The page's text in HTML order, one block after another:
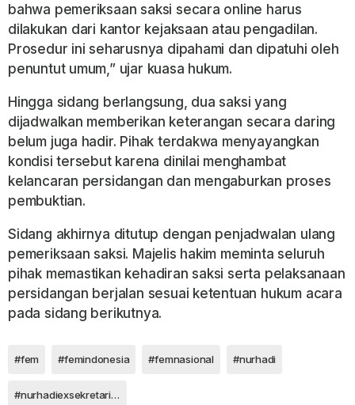
bahwa pemeriksaan saksi secara online harus
dilakukan dari kantor kejaksaan atau pengadilan.
Prosedur ini seharusnya dipahami dan dipatuhi oleh
penuntut umum,” ujar kuasa hukum.
Hingga sidang berlangsung, dua saksi yang
dijadwalkan memberikan keterangan secara daring
belum juga hadir. Pihak terdakwa menyayangkan
kondisi tersebut karena dinilai menghambat
kelancaran persidangan dan mengaburkan proses
pembuktian.
Sidang akhirnya ditutup dengan penjadwalan ulang
pemeriksaan saksi. Majelis hakim meminta seluruh
pihak memastikan kehadiran saksi serta pelaksanaan
persidangan berjalan sesuai ketentuan hukum acara
pada sidang berikutnya.
#fem #femindonesia #femnasional #nurhadi
#nurhadiexsekretarisma